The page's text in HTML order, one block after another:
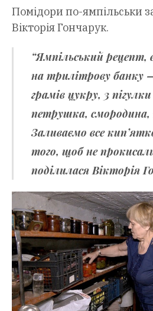
Помідори по-ямпільськи
Вікторія Гончарук.
“Ямпільський рецепт,
на трилітрову банку
грамів цукру, 3
петрушка, смородина,
Заливаємо все
того, щоб не
поділилася Вікторія